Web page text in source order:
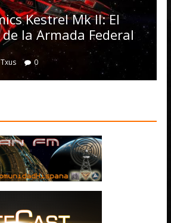
II: El
Federal